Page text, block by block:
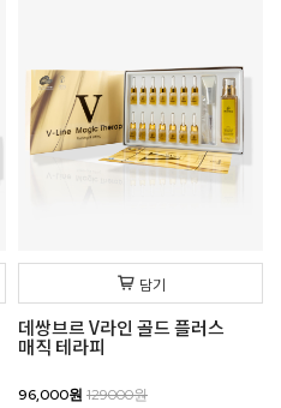
담기
데쌍브르 V라인 골드 플러스
매직 테라피
96,000원 129000원